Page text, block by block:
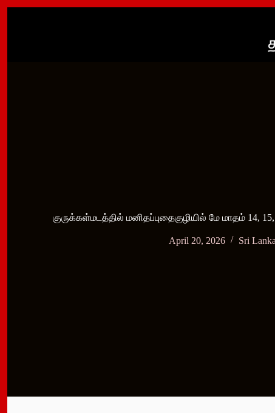
குருக்கள்மடத்தில் மனிதப்புதைகுழியில் மே மாதம் 14,
April 20, 2026 Sri